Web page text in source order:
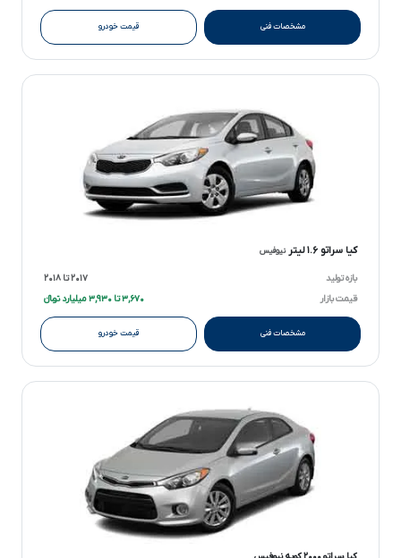
مشخصات فنی قیمت خودرو
کیا سراتو ۱.۶ لیتر نیوفیس
بازه تولید
۲۰۱۷ تا ۲۰۱۸
قیمت بازار
۳,۶۷۰ تا ۳,۹۳۰ میلیارد تومانءءء
مشخصات فنی قیمت خودرو